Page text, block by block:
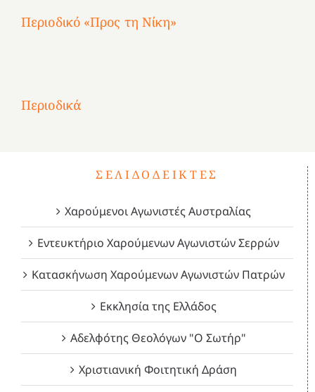
Περιοδικό «Προς τη Νίκη»
Περιοδικά
1821
Δεκέμβριος
2023!
Μάιος
2023!
Μάρτιος
2023!
ΣΕΛΙΔΟΔΕΊΚΤΕΣ
Χαρούμενοι Αγωνιστές Αυστραλίας
Εντευκτήριο Χαρούμενων Αγωνιστών Σερρών
Κατασκήνωση Χαρούμενων Αγωνιστών Πατρών
Εκκλησία της Ελλάδος
Αδελφότης Θεολόγων "Ο Σωτήρ"
Χριστιανική Φοιτητική Δράση